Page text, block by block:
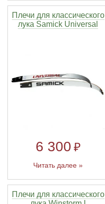
Плечи для классического
лука Samick Universal
6 300 ₽
Читать далее »
Плечи для классического